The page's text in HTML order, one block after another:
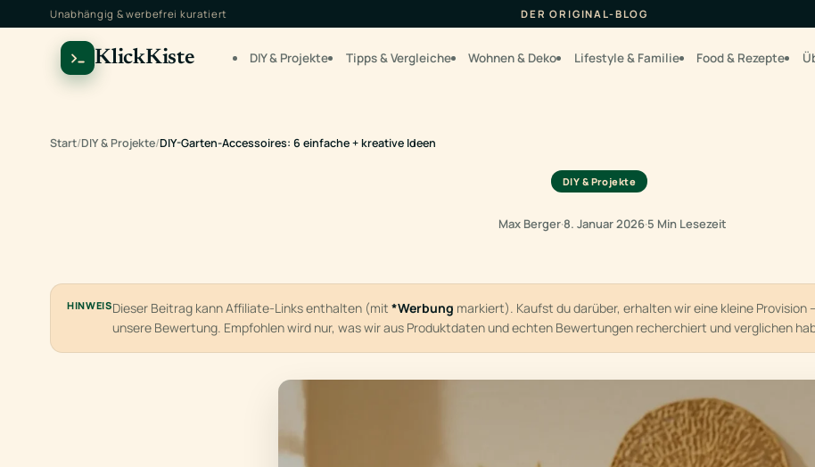
Unabhängig & werbefrei kuratiert DER ORIGINAL-BLOG
KlickKiste DIY & Projekte Tipps & Vergleiche Wohnen & Deko Lifestyle & Familie Food & Rezepte
Start/DIY & Projekte/DIY-Garten-Accessoires: 6 einfache + kreative Ideen
DIY & Projekte
Max Berger·8. Januar 2026·5 Min Lesezeit
HINWEISDieser Beitrag kann Affiliate-Links enthalten (mit *Werbung markiert). Kaufst du darüber, erhalten wir eine kleine
unsere Bewertung. Empfohlen wird nur, was wir aus Produktdaten und echten Bewertungen recherchiert und verglichen